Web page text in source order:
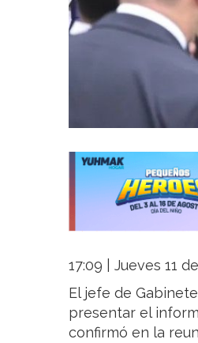
17:09 | Jueves 11
El jefe de
presentar el
confirmó en la